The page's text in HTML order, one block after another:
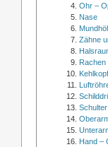
Ohr –
Nase
Zähne
Hand –